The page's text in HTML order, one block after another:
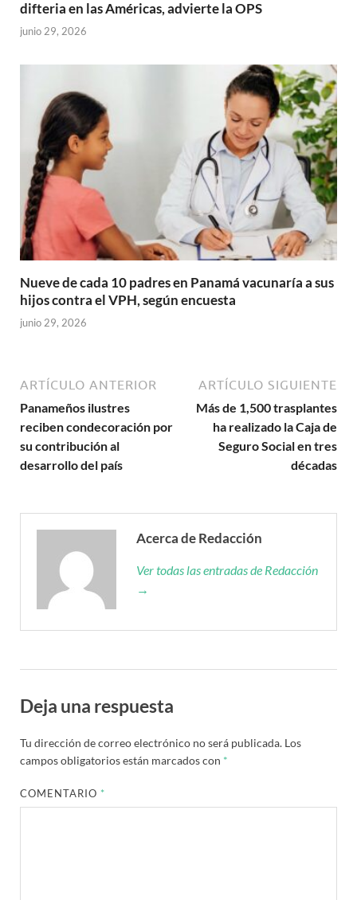
difteria en las Américas, advierte la OPS
junio 29, 2026
Nueve de cada 10 padres en Panamá vacunaría a sus
hijos contra el VPH, según encuesta
junio 29, 2026
ARTÍCULO ANTERIOR
Panameños ilustres
reciben condecoración por
su contribución al
desarrollo del país
ARTÍCULO SIGUIENTE
Más de 1,500 trasplantes
ha realizado la Caja de
Seguro Social en tres
décadas
Acerca de Redacción
Ver todas las entradas de Redacción
→
Deja una respuesta
Tu dirección de correo electrónico no será publicada. Los
campos obligatorios están marcados con *
COMENTARIO *